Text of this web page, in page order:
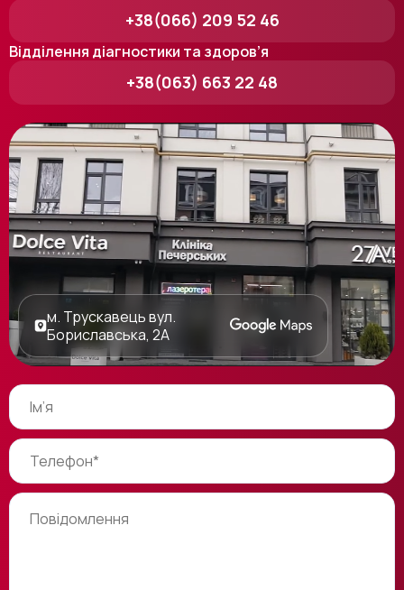
+38(066) 209 52 46
Відділення діагностики та здоров’я
+38(063) 663 22 48
м. Трускавець вул.
Бориславська, 2А